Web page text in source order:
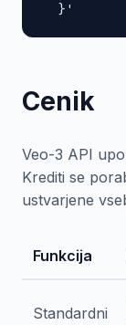
  }'
Cenik
Veo-3 API
Krediti se
ustvarjene
Funkcija
Standardni